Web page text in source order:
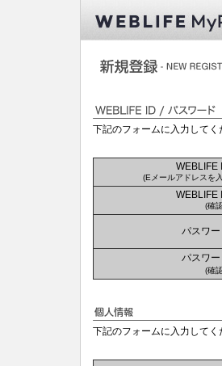
下記のフォームに入力してく
WEBLIFE
(Eメールアドレスを
WEBLIFE
(確
パスワー
パスワー
(確
下記のフォームに入力してく